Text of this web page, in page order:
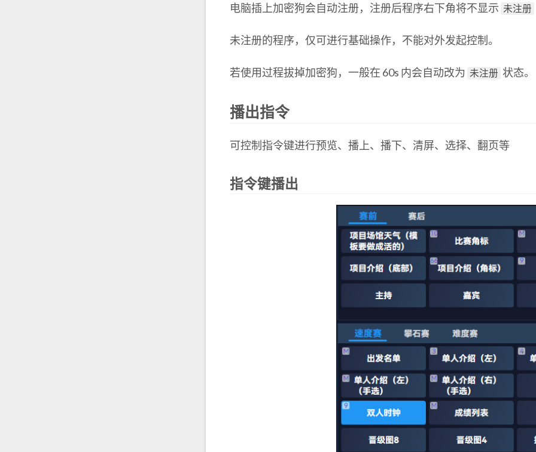
电脑插上加密狗会自动注册，注册后程序右下角将不显示 未注册
未注册的程序，仅可进行基础操作，不能对外发起控制。
若使用过程拔掉加密狗，一般在 60s 内会自动改为 未注册 状态。
播出指令
可控制指令键进行预览、播上、播下、清屏、选择、翻页等
指令键播出